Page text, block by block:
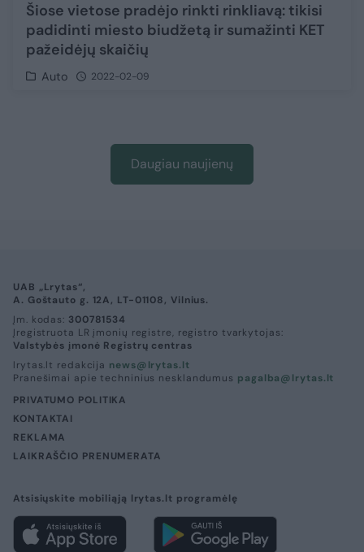
Šiose vietose pradėjo rinkti rinkliavą: tikisi
padidinti miesto biudžetą ir sumažinti KET
pažeidėjų skaičių
Auto 2022-02-09
Daugiau naujienų
UAB „Lrytas“,
A. Goštauto g. 12A, LT-01108, Vilnius.
Įm. kodas: 300781534
Įregistruota LR įmonių registre, registro tvarkytojas:
Valstybės įmonė Registrų centras
lrytas.lt redakcija news@lrytas.lt
Pranešimai apie techninius nesklandumus pagalba@lrytas.lt
PRIVATUMO POLITIKA
KONTAKTAI
REKLAMA
LAIKRAŠČIO PRENUMERATA
Atsisiųskite mobiliąją lrytas.lt programėlę